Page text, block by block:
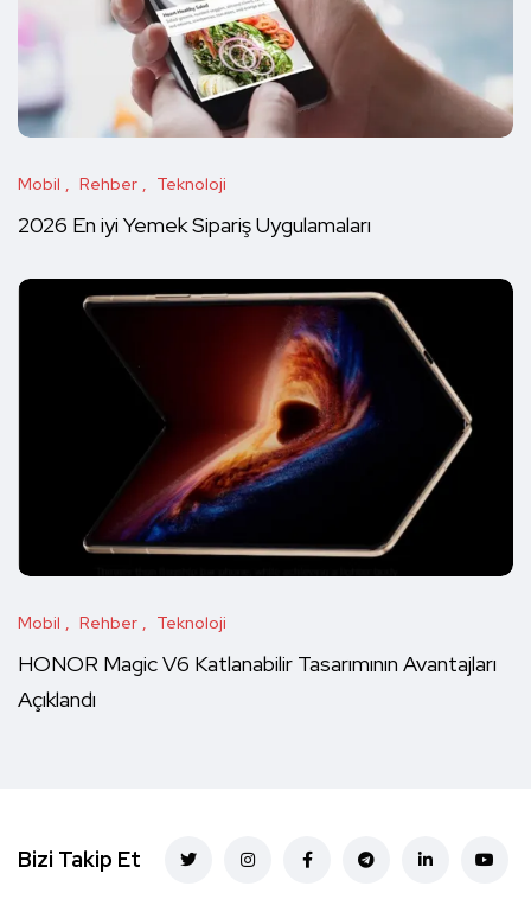
Mobil Rehber Teknoloji
2026 En iyi Yemek Sipariş Uygulamaları
Mobil Rehber Teknoloji
HONOR Magic V6 Katlanabilir Tasarımının Avantajları
Açıklandı
Bizi Takip Et